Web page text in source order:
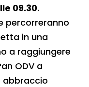
09.30.
percorreranno
in una
a raggiungere
ODV a
abbraccio